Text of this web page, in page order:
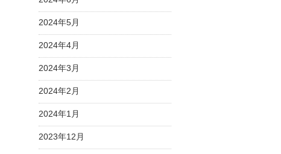
2024年5月
2024年4月
2024年3月
2024年2月
2024年1月
2023年12月